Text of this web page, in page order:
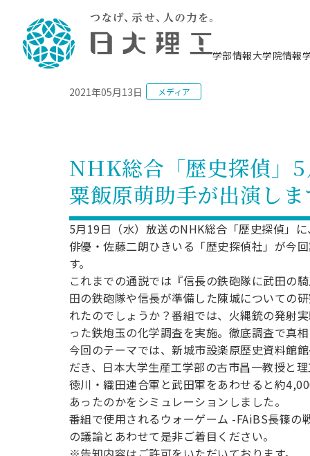
学部情報
理工学部データ
大学組織図
自己点検・評価
地域連携・地域貢献活動
日本大学大学院 特別講義
キャンパス案内
新たなタグライン、VIについて
入学者受入方針
リシー）
日本大学理工学部の
資格課程
海外学術交流
一般教育
FD活動
日大理工の教育
大学院情報
学位取得状況
大学院進学のススメ
教育情報
海外学術交流
大学院の各種支
／専攻
攻
攻
機械工
学科／
専攻
精密機
械工学
科／専
攻
航空宇
宙工学
科／専
攻
電子工
学科／
専攻
応用情
報工学
科／情
報科学
専攻
物質応
用化学
科／専
攻
数学科
／専攻
地理学
専攻
量子理
工学専
攻
一般選抜 N全学統一方式 第1期
一般選抜 A個別方式
一般選抜 C共通テスト利用方式
一般選抜 C共通テスト利用方式
一般選抜 N全学統一方式 第2期
総合型選抜
帰国生選抜/外国人留学生選抜
入学者納入金
令和9年度 入学者選抜日程
一般選抜募集要
校友枠選抜
ニューストピッ
よくあるご質問
入学試験出願前
等）
一般選抜 N全学
一般選抜 A個別
総合型選抜
編入学試験（一
理工学部学術講演会
研究者情報
日本大学研究情報データベース
海外からの研究訪問
科学技術資料セ
（CST
測量実習センタ
学部内イベント
八海山セミナー
学部内施設情報
図書館
防災情報
在学生用就職支援情報 ―セミナー・講座・
2028.3卒向け
就職・キャリア形成プログラム
2027.3卒向け
就職・キャリア形成プログラム
公務員試験対策
教員採用試験支援
就職対策情報冊子PDF版
NU就職ナビ
インターンシップについて
教員採用試験対
資格・検定
キャリアデザイ
NEWS
2021年05月13日 メディア
NHK総合「歴史探偵」
粟飯原萌助手が出演しま
5月19日（水）放送のNHK総合「歴史探偵」
俳優・佐藤二朗ひきいる「歴史探偵社」が今
す。
これまでの通説では『信長の鉄砲隊に武田の
田の鉄砲隊や信長が準備した陳城についての
れたのでしょうか？番組では、火縄銃の発射
った鉄炮玉の化学調査を実施。徹底調査で真
今回のテーマでは、新城市設楽原歴史資料館
だき、日本大学生産工学部の古市昌一教授と
徳川・織田連合軍と武田軍をあわせると約
あったのかをシミュレーションしました。
番組で使用されるウォーゲーム -FAiBS長篠
の議論とあわせて是非ご着目ください。